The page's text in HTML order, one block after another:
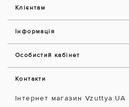
Клієнтам
Інформація
Особистий кабінет
Контакти
Інтернет магазин Vzuttya.UA